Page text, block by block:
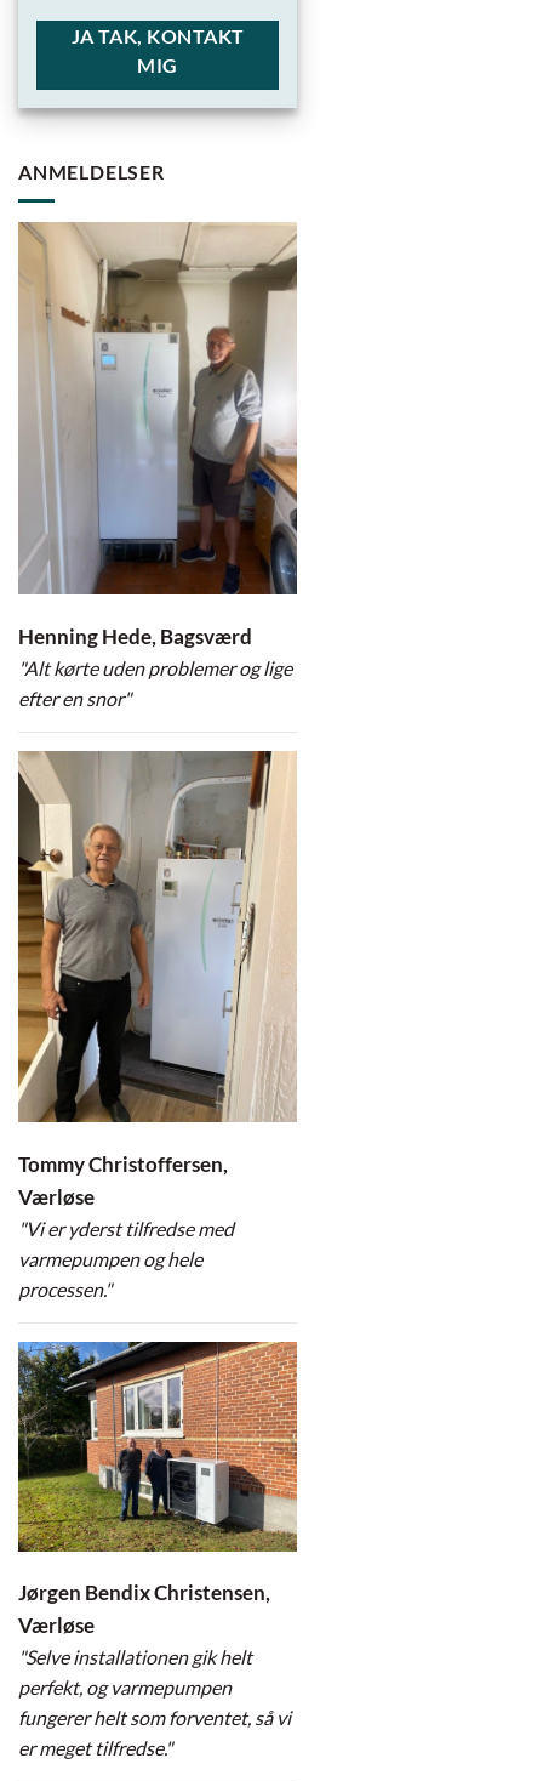
JA TAK, KONTAKT
MIG
ANMELDELSER
Henning Hede, Bagsværd
"Alt kørte uden problemer og lige
efter en snor"
Tommy Christoffersen,
Værløse
"Vi er yderst tilfredse med
varmepumpen og hele
processen."
Jørgen Bendix Christensen,
Værløse
"Selve installationen gik helt
perfekt, og varmepumpen
fungerer helt som forventet, så vi
er meget tilfredse."